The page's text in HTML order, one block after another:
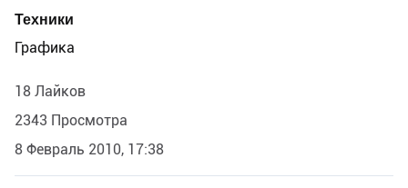
Техники
Графика
18 Лайков
2343 Просмотра
8 Февраль 2010, 17:38